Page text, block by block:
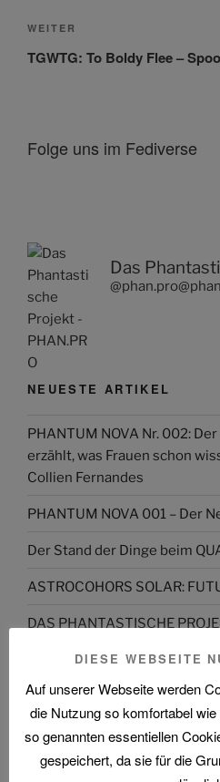
Nächster
Beitrag
WEITER
TGWTG: To Boldy Flee –
Folge uns im Fediverse
NEUESTE ARTIKEL
PHANTUM NOVA Nr. 002:
erzählt, was Frauen schon
Collien Fernandes
PHANTUM NOVA 001 – Der
Der Stand der Dinge beim
ASTROCOHORS SOLAR:
DAS PHANTASTISCHE
Abmahnung gegen BKM:
Kulturstaatsministers vor
The Billion Dollar Man – The
DIESE WEBSEITE
Auf unserer Webseite werden
die Nutzung so komfortabel
so genannten essentiellen
gespeichert, da sie für die